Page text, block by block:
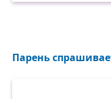
Парень